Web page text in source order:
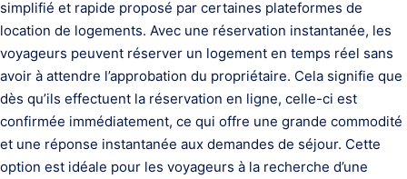
simplifié et rapide proposé par certaines plateformes de
location de logements. Avec une réservation instantanée, les
voyageurs peuvent réserver un logement en temps réel sans
avoir à attendre l’approbation du propriétaire. Cela signifie que
dès qu’ils effectuent la réservation en ligne, celle-ci est
confirmée immédiatement, ce qui offre une grande commodité
et une réponse instantanée aux demandes de séjour. Cette
option est idéale pour les voyageurs à la recherche d’une